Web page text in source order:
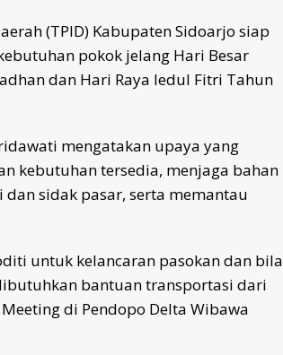
(TPID) Kabupaten Sidoarjo siap
pokok jelang Hari Besar
dan Hari Raya Iedul Fitri Tahun
mengatakan upaya yang
kebutuhan tersedia, menjaga bahan
sidak pasar, serta memantau
untuk kelancaran pasokan dan bila
bantuan transportasi dari
di Pendopo Delta Wibawa